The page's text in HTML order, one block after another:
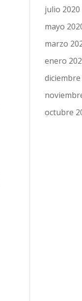
julio 2020
mayo
marzo
enero
diciembre
octubre